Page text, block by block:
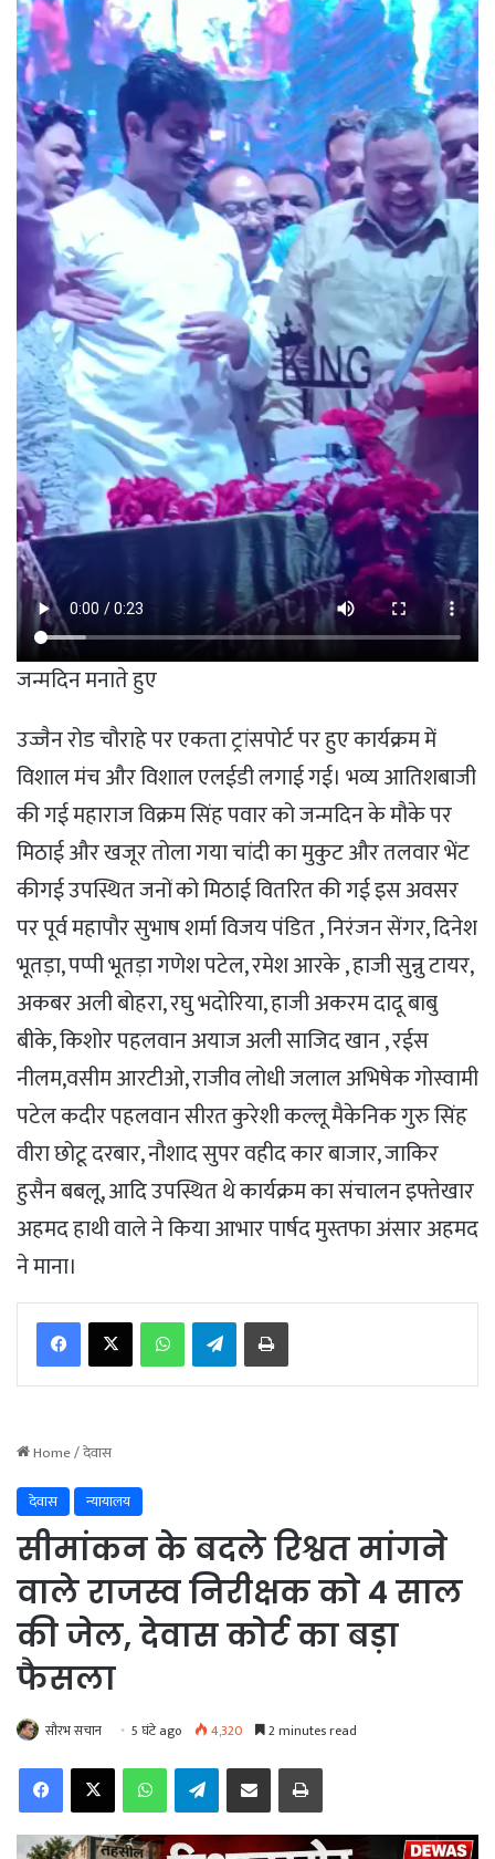
जन्मदिन मनाते हुए
उज्जैन रोड चौराहे पर एकता ट्रांसपोर्ट पर हुए कार्यक्रम में
विशाल मंच और विशाल एलईडी लगाई गई। भव्य आतिशबाजी
की गई महाराज विक्रम सिंह पवार को जन्मदिन के मौके पर
मिठाई और खजूर तोला गया चांदी का मुकुट और तलवार भेंट
कीगई उपस्थित जनों को मिठाई वितरित की गई इस अवसर
पर पूर्व महापौर सुभाष शर्मा विजय पंडित , निरंजन सेंगर, दिनेश
भूतड़ा, पप्पी भूतड़ा गणेश पटेल, रमेश आरके , हाजी सुन्नु टायर,
अकबर अली बोहरा, रघु भदोरिया, हाजी अकरम दादू बाबु
बीके, किशोर पहलवान अयाज अली साजिद खान , रईस
नीलम,वसीम आरटीओ, राजीव लोधी जलाल अभिषेक गोस्वामी
पटेल कदीर पहलवान सीरत कुरेशी कल्लू मैकेनिक गुरु सिंह
वीरा छोटू दरबार, नौशाद सुपर वहीद कार बाजार, जाकिर
हुसैन बबलू, आदि उपस्थित थे कार्यक्रम का संचालन इफ्तेखार
अहमद हाथी वाले ने किया आभार पार्षद मुस्तफा अंसार अहमद
ने माना।
WhatsAppTelegramPrint